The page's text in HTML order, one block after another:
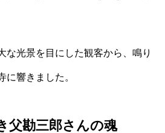
な光景を目にした観客から、鳴り
に響きました。
父勘三郎さんの魂